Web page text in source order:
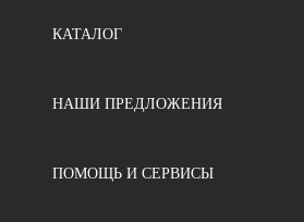
КАТАЛОГ
НАШИ ПРЕДЛОЖЕНИЯ
ПОМОЩЬ И СЕРВИСЫ